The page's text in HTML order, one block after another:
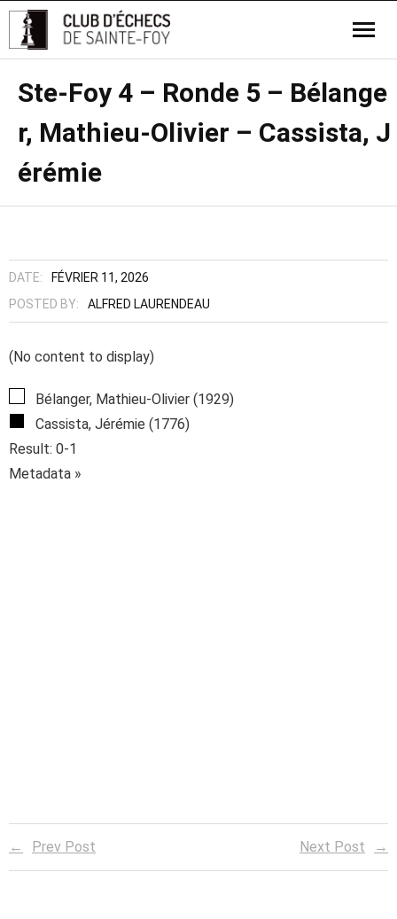
Ste-Foy 4 – Ronde 5 – Bélange
r, Mathieu-Olivier – Cassista, J
érémie
DATE:
FÉVRIER 11, 2026
POSTED BY:
ALFRED LAURENDEAU
(No content to display)
Bélanger, Mathieu-Olivier (1929)
Cassista, Jérémie (1776)
Result: 0-1
Metadata »
Prev Post Next Post